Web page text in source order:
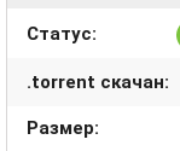
Статус:
.torrent скачан:
Размер: